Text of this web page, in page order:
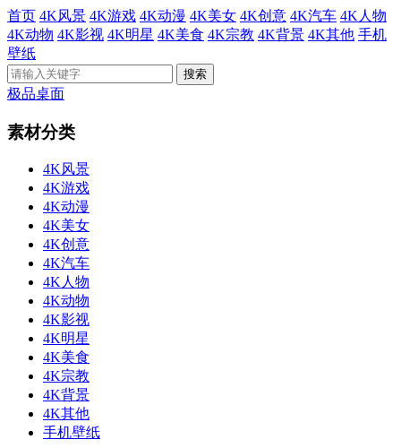
首页 4K风景 4K游戏 4K动漫 4K美女 4K创意 4K汽车 4K人物
4K动物 4K影视 4K明星 4K美食 4K宗教 4K背景 4K其他 手机
壁纸
极品桌面
素材分类
4K风景
4K游戏
4K动漫
4K美女
4K创意
4K汽车
4K人物
4K动物
4K影视
4K明星
4K美食
4K宗教
4K背景
4K其他
手机壁纸